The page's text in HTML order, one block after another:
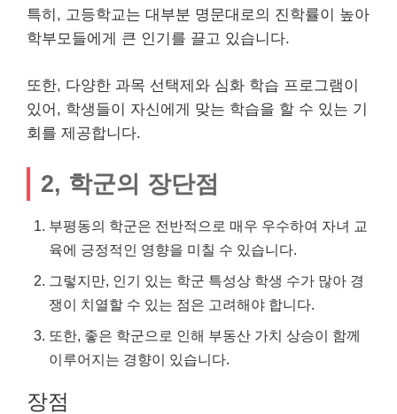
특히, 고등학교는 대부분 명문대로의 진학률이 높아
학부모들에게 큰 인기를 끌고 있습니다.
또한, 다양한 과목 선택제와 심화 학습 프로그램이
있어, 학생들이 자신에게 맞는 학습을 할 수 있는 기
회를 제공합니다.
2, 학군의 장단점
부평동의 학군은 전반적으로 매우 우수하여 자녀 교
육에 긍정적인 영향을 미칠 수 있습니다.
그렇지만, 인기 있는 학군 특성상 학생 수가 많아 경
쟁이 치열할 수 있는 점은 고려해야 합니다.
또한, 좋은 학군으로 인해 부동산 가치 상승이 함께
이루어지는 경향이 있습니다.
장점